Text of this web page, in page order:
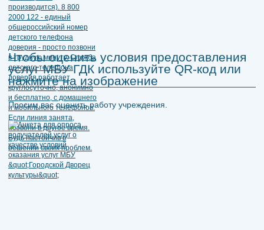
Чтобы оценить условия предоставления
услуг МБУ ГДК используйте QR-код или
нажмите на изображение
Просим вас оценить работу учреждения.